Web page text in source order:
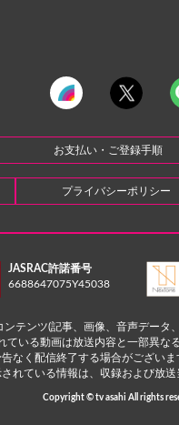
お支払い・ご登録手順
プライバシーポリシー
JASRAC許諾番号
6688647075Y45038
テンツ(記事、画像、音声データ
ている動画は放送内容と一部異な
告なく配信終了する場合がございま
れている情報は、収録および放送
Copyright © tv asahi All rights